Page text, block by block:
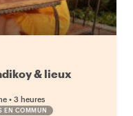
& lieux
• 3 heures
EN COMMUN